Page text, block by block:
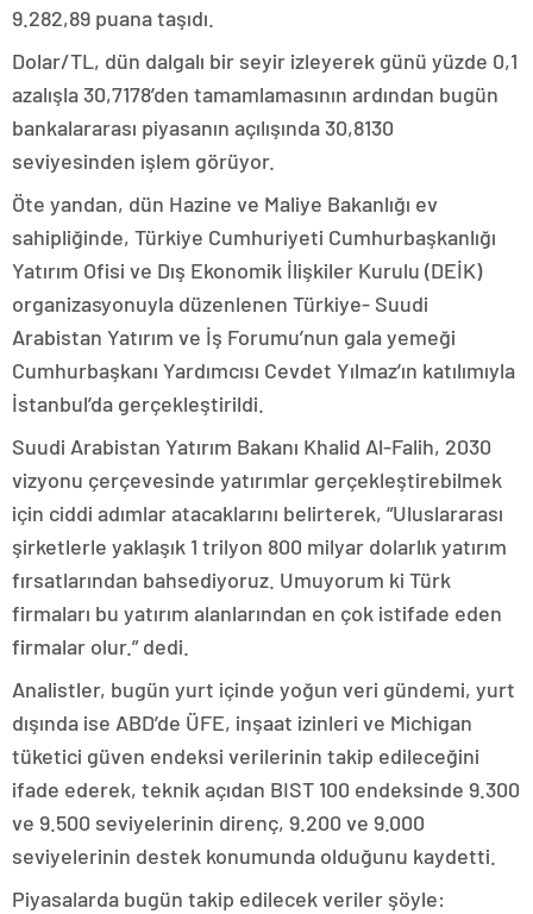
9.282,89 puana taşıdı.
Dolar/TL, dün dalgalı bir seyir izleyerek günü yüzde 0,1
azalışla 30,7178’den tamamlamasının ardından bugün
bankalararası piyasanın açılışında 30,8130
seviyesinden işlem görüyor.
Öte yandan, dün Hazine ve Maliye Bakanlığı ev
sahipliğinde, Türkiye Cumhuriyeti Cumhurbaşkanlığı
Yatırım Ofisi ve Dış Ekonomik İlişkiler Kurulu (DEİK)
organizasyonuyla düzenlenen Türkiye- Suudi
Arabistan Yatırım ve İş Forumu’nun gala yemeği
Cumhurbaşkanı Yardımcısı Cevdet Yılmaz’ın katılımıyla
İstanbul’da gerçekleştirildi.
Suudi Arabistan Yatırım Bakanı Khalid Al-Falih, 2030
vizyonu çerçevesinde yatırımlar gerçekleştirebilmek
için ciddi adımlar atacaklarını belirterek, “Uluslararası
şirketlerle yaklaşık 1 trilyon 800 milyar dolarlık yatırım
fırsatlarından bahsediyoruz. Umuyorum ki Türk
firmaları bu yatırım alanlarından en çok istifade eden
firmalar olur.” dedi.
Analistler, bugün yurt içinde yoğun veri gündemi, yurt
dışında ise ABD’de ÜFE, inşaat izinleri ve Michigan
tüketici güven endeksi verilerinin takip edileceğini
ifade ederek, teknik açıdan BIST 100 endeksinde 9.300
ve 9.500 seviyelerinin direnç, 9.200 ve 9.000
seviyelerinin destek konumunda olduğunu kaydetti.
Piyasalarda bugün takip edilecek veriler şöyle: